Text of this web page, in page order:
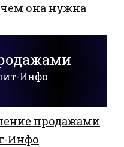
она нужна
Инфо
продажами
Инфо